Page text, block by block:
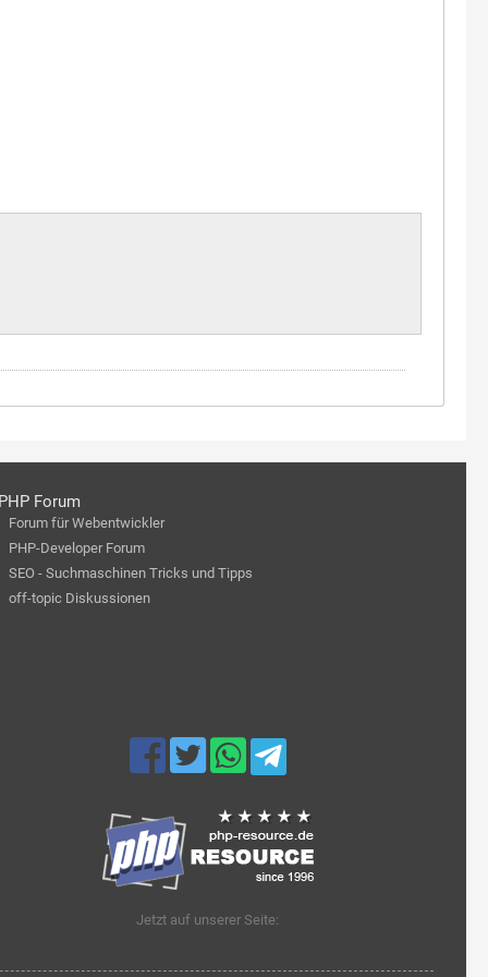
Forum
Forum für Webentwickler
PHP-Developer Forum
SEO - Suchmaschinen Tricks und Tipps
off-topic Diskussionen
Jetzt auf unserer Seite: